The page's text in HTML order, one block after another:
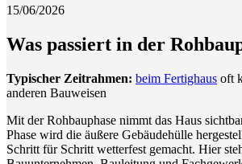
15/06/2026
Was passiert in der
Typischer Zeitrahmen: beim Fertighaus oft
anderen Bauweisen
Mit der Rohbauphase nimmt das Haus
Phase wird die äußere Gebäudehülle
Schritt für Schritt wetterfest gemacht. Hier